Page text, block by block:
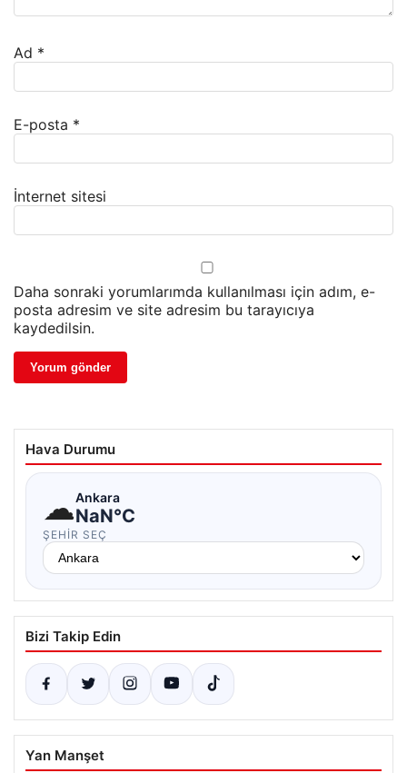
Ad *
E-posta *
İnternet sitesi
Daha sonraki yorumlarımda kullanılması için adım, e-
posta adresim ve site adresim bu tarayıcıya
kaydedilsin.
Hava Durumu
☁Ankara
NaN°C
ŞEHIR SEÇ
Bizi Takip Edin
Yan Manşet